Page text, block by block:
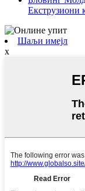
Екструзиони
Шаљи имејл
x